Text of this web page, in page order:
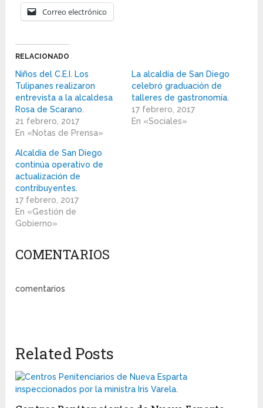
Correo electrónico
RELACIONADO
Niños del C.E.I. Los
Tulipanes realizaron
entrevista a la alcaldesa
Rosa de Scarano.
21 febrero, 2017
En «Notas de Prensa»
La alcaldía de San Diego
celebró graduación de
talleres de gastronomía.
17 febrero, 2017
En «Sociales»
Alcaldía de San Diego
continúa operativo de
actualización de
contribuyentes.
17 febrero, 2017
En «Gestión de
Gobierno»
COMENTARIOS
comentarios
Related Posts